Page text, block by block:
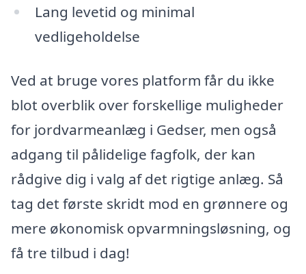
Lang levetid og minimal
vedligeholdelse
Ved at bruge vores platform får du ikke
blot overblik over forskellige muligheder
for jordvarmeanlæg i Gedser, men også
adgang til pålidelige fagfolk, der kan
rådgive dig i valg af det rigtige anlæg. Så
tag det første skridt mod en grønnere og
mere økonomisk opvarmningsløsning, og
få tre tilbud i dag!